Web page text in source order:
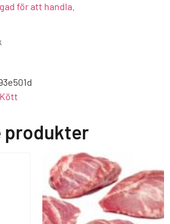
för att handla.
Kött
produkter